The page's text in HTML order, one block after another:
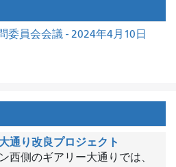
委員会会議 - 2024年4月10日
通り改良プロジェクト
西側のギアリー大通りでは、